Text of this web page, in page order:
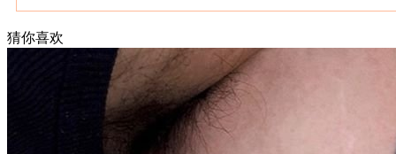
猜你喜欢